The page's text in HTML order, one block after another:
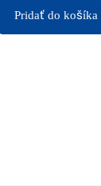
Pridať do košíka